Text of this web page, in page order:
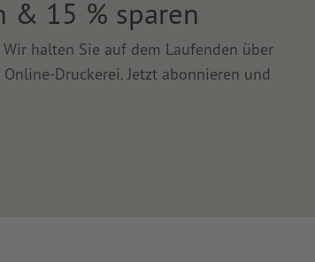
& 15 % sparen
halten Sie auf dem Laufenden über
Druckerei. Jetzt abonnieren und